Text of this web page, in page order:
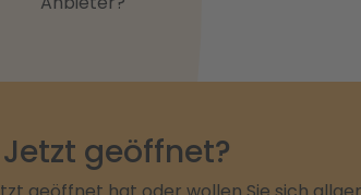
Jetzt geöffnet?